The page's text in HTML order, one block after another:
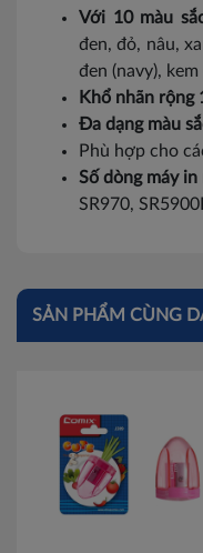
Với 10 màu
đen, đỏ, nâu,
đen (navy), kem
Khổ nhãn rộng
Đa dạng màu
Phù hợp cho
Số dòng máy
SR970,
SẢN PHẨM CÙNG